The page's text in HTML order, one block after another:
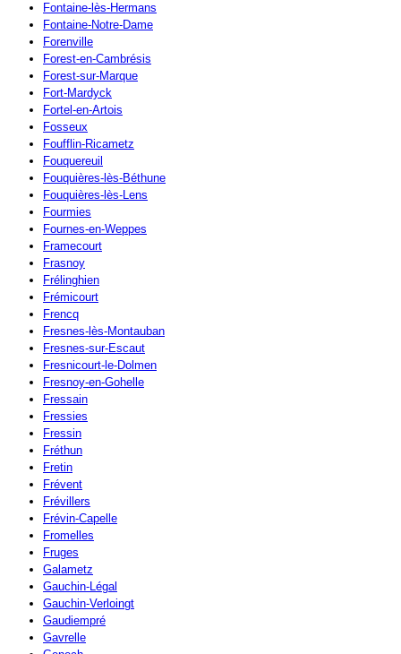
Fontaine-lès-Hermans
Fontaine-Notre-Dame
Forenville
Forest-en-Cambrésis
Forest-sur-Marque
Fort-Mardyck
Fortel-en-Artois
Fosseux
Foufflin-Ricametz
Fouquereuil
Fouquières-lès-Béthune
Fouquières-lès-Lens
Fourmies
Fournes-en-Weppes
Framecourt
Frasnoy
Frélinghien
Frémicourt
Frencq
Fresnes-lès-Montauban
Fresnes-sur-Escaut
Fresnicourt-le-Dolmen
Fresnoy-en-Gohelle
Fressain
Fressies
Fressin
Fréthun
Fretin
Frévent
Frévillers
Frévin-Capelle
Fromelles
Fruges
Galametz
Gauchin-Légal
Gauchin-Verloingt
Gaudiempré
Gavrelle